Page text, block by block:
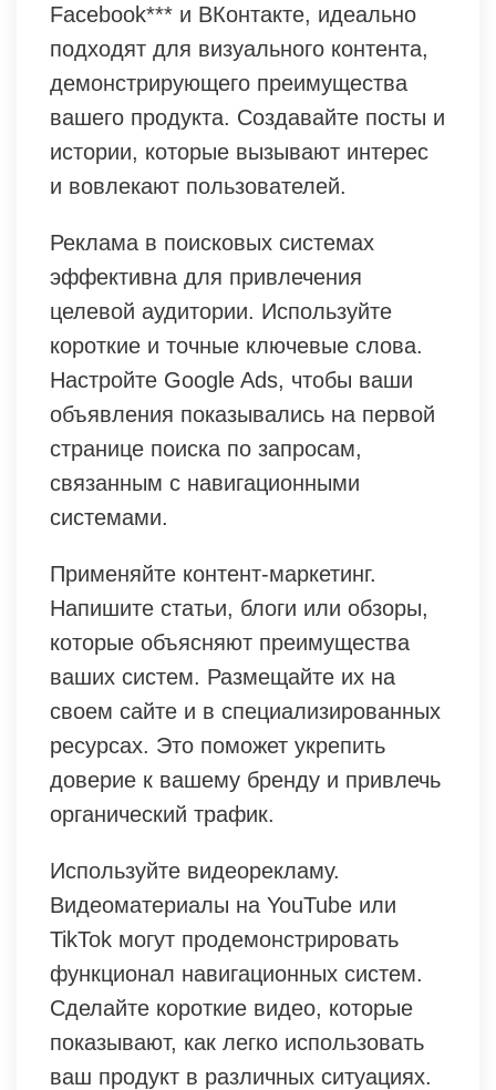
Facebook*** и ВКонтакте, идеально
подходят для визуального контента,
демонстрирующего преимущества
вашего продукта. Создавайте посты и
истории, которые вызывают интерес
и вовлекают пользователей.
Реклама в поисковых системах
эффективна для привлечения
целевой аудитории. Используйте
короткие и точные ключевые слова.
Настройте Google Ads, чтобы ваши
объявления показывались на первой
странице поиска по запросам,
связанным с навигационными
системами.
Применяйте контент-маркетинг.
Напишите статьи, блоги или обзоры,
которые объясняют преимущества
ваших систем. Размещайте их на
своем сайте и в специализированных
ресурсах. Это поможет укрепить
доверие к вашему бренду и привлечь
органический трафик.
Используйте видеорекламу.
Видеоматериалы на YouTube или
TikTok могут продемонстрировать
функционал навигационных систем.
Сделайте короткие видео, которые
показывают, как легко использовать
ваш продукт в различных ситуациях.